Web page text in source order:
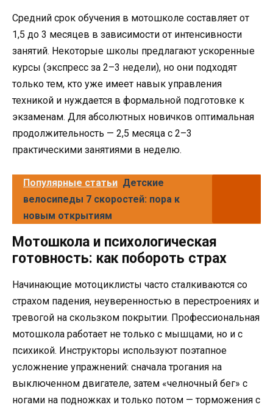
Средний срок обучения в мотошколе составляет от
1,5 до 3 месяцев в зависимости от интенсивности
занятий. Некоторые школы предлагают ускоренные
курсы (экспресс за 2–3 недели), но они подходят
только тем, кто уже имеет навык управления
техникой и нуждается в формальной подготовке к
экзаменам. Для абсолютных новичков оптимальная
продолжительность — 2,5 месяца с 2–3
практическими занятиями в неделю.
Популярные статьи Детские
велосипеды 7 скоростей: пора к
новым открытиям
Мотошкола и психологическая
готовность: как побороть страх
Начинающие мотоциклисты часто сталкиваются со
страхом падения, неуверенностью в перестроениях и
тревогой на скользком покрытии. Профессиональная
мотошкола работает не только с мышцами, но и с
психикой. Инструкторы используют поэтапное
усложнение упражнений: сначала трогания на
выключенном двигателе, затем «челночный бег» с
ногами на подножках и только потом — торможения с